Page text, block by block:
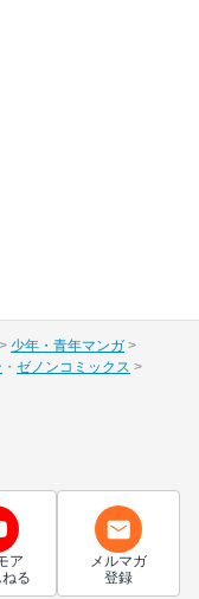
少年・青年マンガ
ゼノンコミックス
ア
る
メルマガ
登録